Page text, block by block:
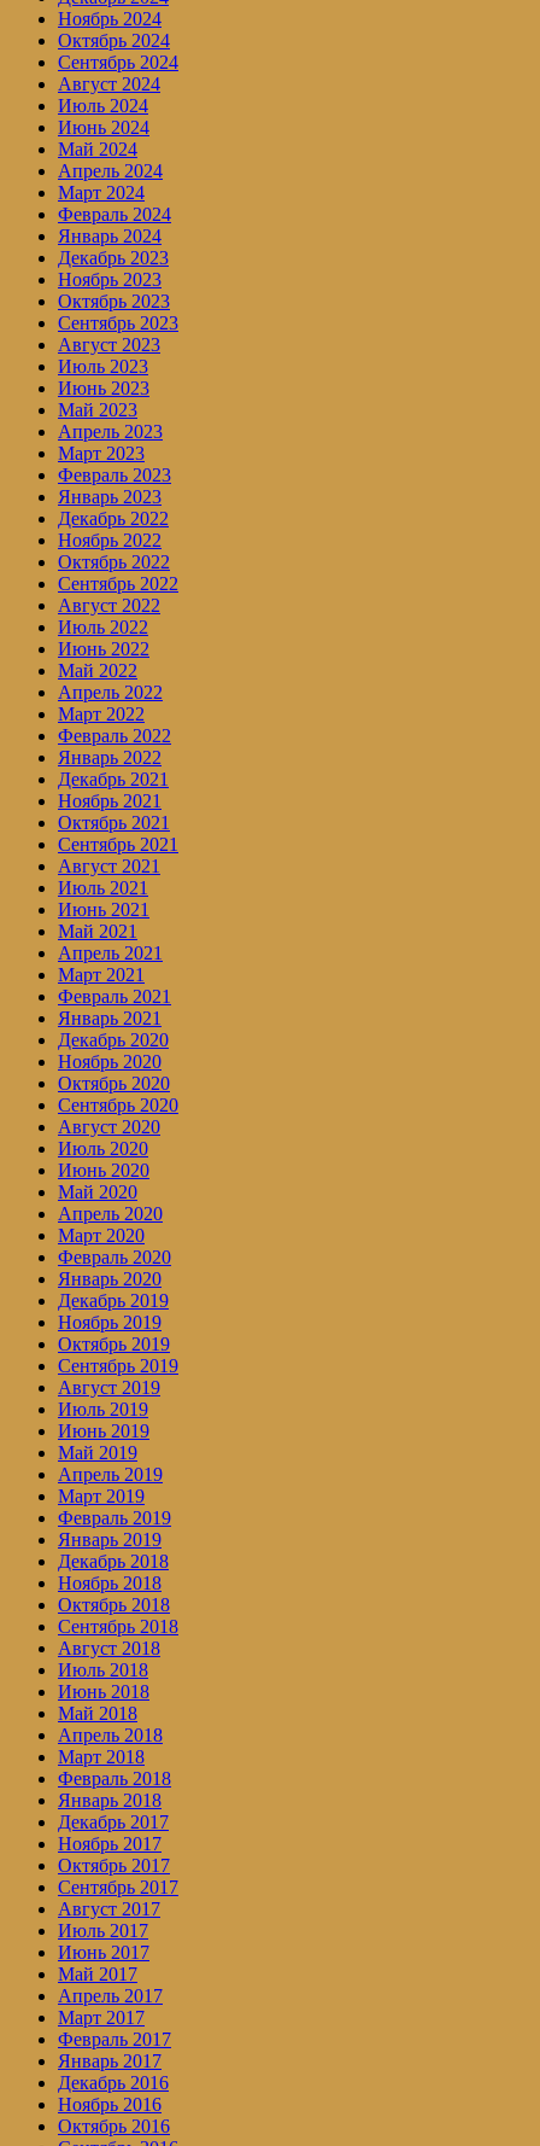
Ноябрь 2024
Октябрь 2024
Сентябрь 2024
Август 2024
Июль 2024
Июнь 2024
Май 2024
Апрель 2024
Март 2024
Февраль 2024
Январь 2024
Декабрь 2023
Ноябрь 2023
Октябрь 2023
Сентябрь 2023
Август 2023
Июль 2023
Июнь 2023
Май 2023
Апрель 2023
Март 2023
Февраль 2023
Январь 2023
Декабрь 2022
Ноябрь 2022
Октябрь 2022
Сентябрь 2022
Август 2022
Июль 2022
Июнь 2022
Май 2022
Апрель 2022
Март 2022
Февраль 2022
Январь 2022
Декабрь 2021
Ноябрь 2021
Октябрь 2021
Сентябрь 2021
Август 2021
Июль 2021
Июнь 2021
Май 2021
Апрель 2021
Март 2021
Февраль 2021
Январь 2021
Декабрь 2020
Ноябрь 2020
Октябрь 2020
Сентябрь 2020
Август 2020
Июль 2020
Июнь 2020
Май 2020
Апрель 2020
Март 2020
Февраль 2020
Январь 2020
Декабрь 2019
Ноябрь 2019
Октябрь 2019
Сентябрь 2019
Август 2019
Июль 2019
Июнь 2019
Май 2019
Апрель 2019
Март 2019
Февраль 2019
Январь 2019
Декабрь 2018
Ноябрь 2018
Октябрь 2018
Сентябрь 2018
Август 2018
Июль 2018
Июнь 2018
Май 2018
Апрель 2018
Март 2018
Февраль 2018
Январь 2018
Декабрь 2017
Ноябрь 2017
Октябрь 2017
Сентябрь 2017
Август 2017
Июль 2017
Июнь 2017
Май 2017
Апрель 2017
Март 2017
Февраль 2017
Январь 2017
Декабрь 2016
Ноябрь 2016
Октябрь 2016